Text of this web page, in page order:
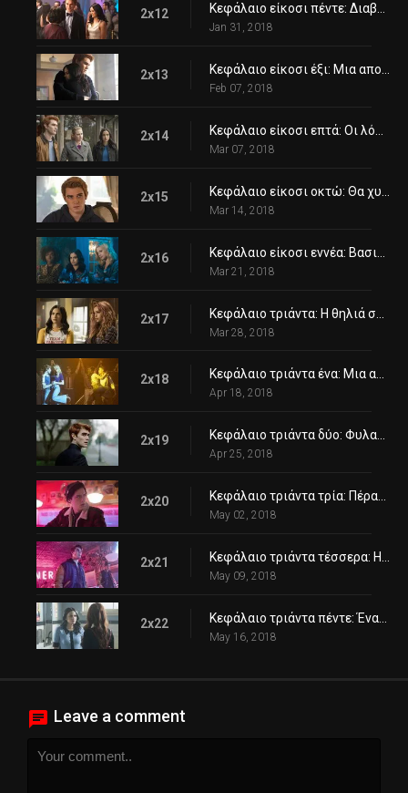
2x12 Κεφάλαιο είκοσι πέντε: Διαβολικοί και θεϊκοί
Jan 31, 2018
2x13
Feb 07, 2018
2x14
Mar 07, 2018
2x15
Mar 14, 2018
2x16
Mar 21, 2018
2x17
Mar 28, 2018
2x18 Κεφάλαιο τριάντα ένα: Μια αξέχαστη νύχτα
Apr 18, 2018
2x19 Κεφάλαιο τριάντα δύο: Φυλακισμένοι
Apr 25, 2018
2x20
May 02, 2018
2x21
May 09, 2018
2x22
May 16, 2018
Leave a comment